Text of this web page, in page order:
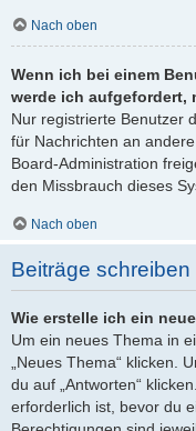
Nach oben
Wenn ich bei einem
werde ich aufgefordert,
Nur registrierte Benutzer
für Nachrichten an
Board-Administration
den Missbrauch dieses
Nach oben
Beiträge schreiben
Wie erstelle ich ein
Um ein neues Thema in
„Neues Thema“ klicken.
du auf „Antworten“
erforderlich ist, bevor du